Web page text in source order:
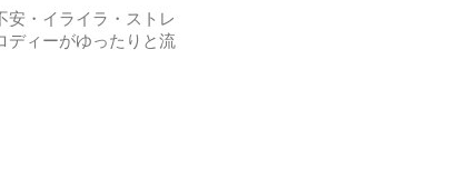
安・イライラ・ストレ
ディーがゆったりと流